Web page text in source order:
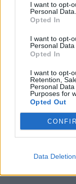
I want to opt-
Personal Data.
Opted In
I want to opt-
Personal Data
Opted In
I want to opt-
Retention,
Personal
Purposes for
Opted Out
Data Deletion
Scarica
stagionale